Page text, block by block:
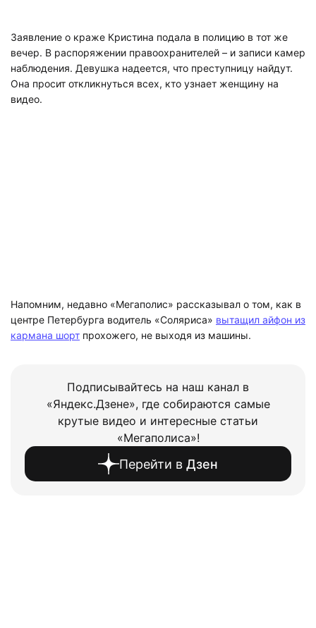
Заявление о краже Кристина подала в полицию в тот же
вечер. В распоряжении правоохранителей – и записи камер
наблюдения. Девушка надеется, что преступницу найдут.
Она просит откликнуться всех, кто узнает женщину на
видео.
Напомним, недавно «Мегаполис» рассказывал о том, как в
центре Петербурга водитель «Соляриса» вытащил айфон из
кармана шорт прохожего, не выходя из машины.
Подписывайтесь на наш канал в
«Яндекс.Дзене», где собираются самые
крутые видео и интересные статьи
«Мегаполиса»!
Перейти в Дзен